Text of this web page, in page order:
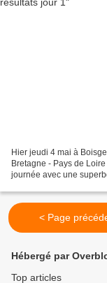
Hier jeudi 4 mai à
Bretagne - Pays de
journée avec une
< Page
Hébergé par
Top articles